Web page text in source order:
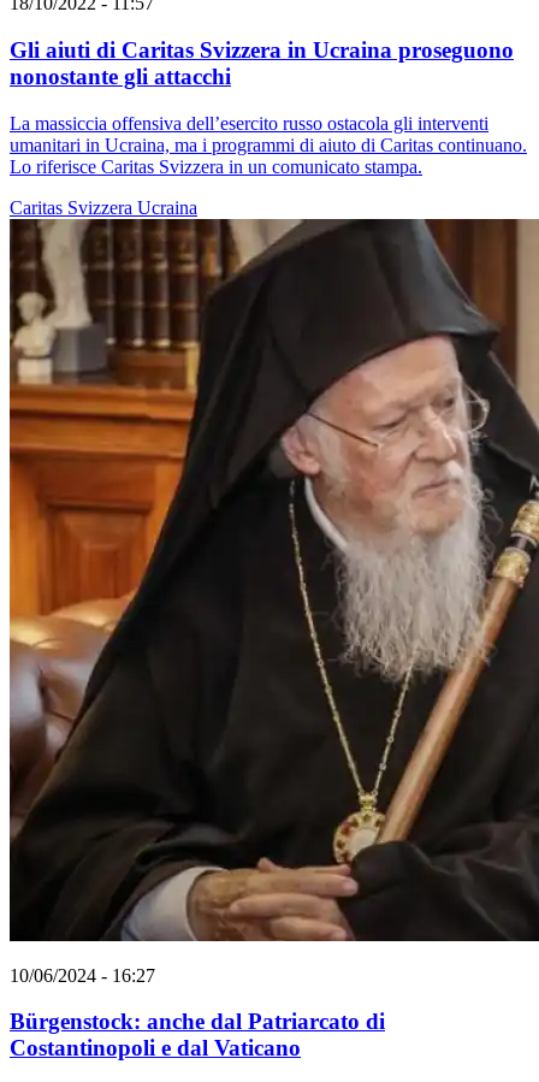
Gli aiuti di Caritas Svizzera in Ucraina proseguono
nonostante gli attacchi
La massiccia offensiva dell’esercito russo ostacola gli interventi
umanitari in Ucraina, ma i programmi di aiuto di Caritas continuano.
Lo riferisce Caritas Svizzera in un comunicato stampa.
Caritas Svizzera Ucraina
10/06/2024 - 16:27
Bürgenstock: anche dal Patriarcato di
Costantinopoli e dal Vaticano